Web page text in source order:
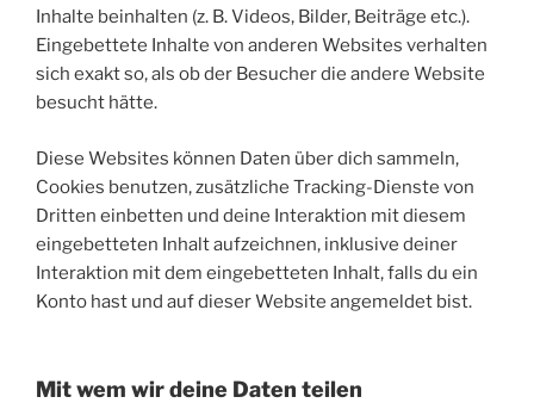
Inhalte beinhalten (z. B. Videos, Bilder, Beiträge etc.).
Eingebettete Inhalte von anderen Websites verhalten
sich exakt so, als ob der Besucher die andere Website
besucht hätte.
Diese Websites können Daten über dich sammeln,
Cookies benutzen, zusätzliche Tracking-Dienste von
Dritten einbetten und deine Interaktion mit diesem
eingebetteten Inhalt aufzeichnen, inklusive deiner
Interaktion mit dem eingebetteten Inhalt, falls du ein
Konto hast und auf dieser Website angemeldet bist.
Mit wem wir deine Daten teilen